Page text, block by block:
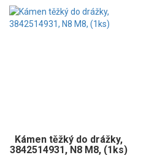
Kámen těžký do drážky,
3842514931, N8 M8, (1ks)